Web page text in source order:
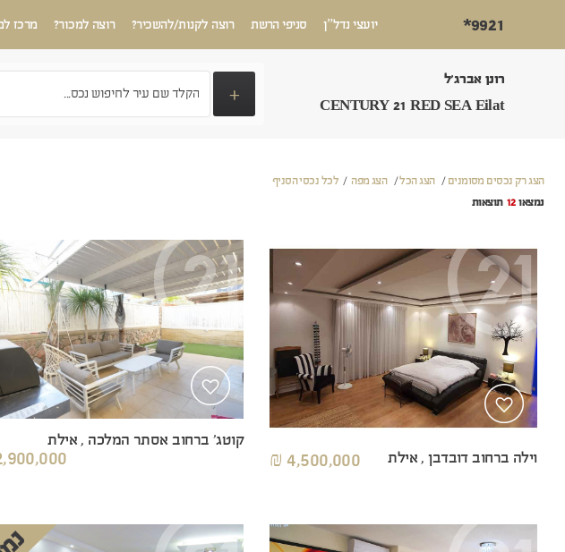
*9921 יועצי נדל”ן סניפי הרשת רוצה לקנות/להשכיר? רוצה למכור? מרכז
+
רונן אברג'ל
CENTURY 21 RED SEA Eilat
הצג רק נכסים מסומנים /הצג הכל/הצג מפה /לכל נכסי הסניף
נמצאו12 תוצאות
קוטג' ברחוב אסתר המלכה , אילת
₪ וילה ברחוב דובדבן , אילת 4,500,000 ₪